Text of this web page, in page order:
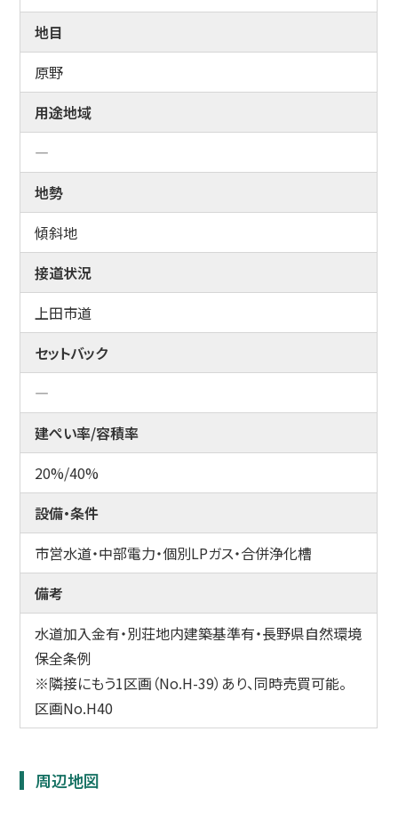
地目
原野
用途地域
―
地勢
傾斜地
接道状況
上田市道
セットバック
―
建ぺい率/容積率
20%/40%
設備・条件
市営水道・中部電力・個別LPガス・合併浄化槽
備考
水道加入金有・別荘地内建築基準有・長野県自然環境
保全条例
※隣接にもう1区画（No.H-39）あり、同時売買可能。
区画No.H40
周辺地図